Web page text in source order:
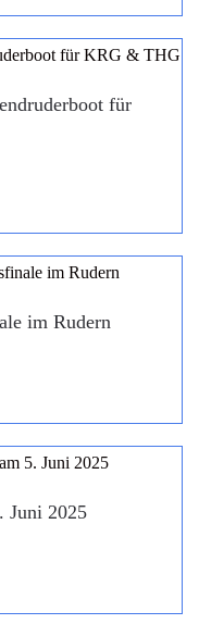
für
im Rudern
Juni 2025